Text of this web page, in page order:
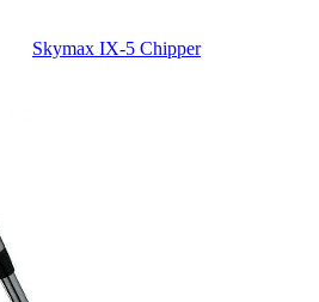
Skymax IX-5 Chipper